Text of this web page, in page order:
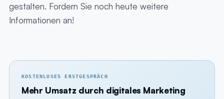
gestalten. Fordern Sie noch heute weitere
Informationen an!
KOSTENLOSES ERSTGESPRÄCH
Mehr Umsatz durch digitales Marketing